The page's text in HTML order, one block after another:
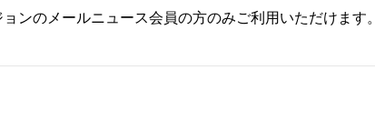
ンのメールニュース会員の方のみご利用いただけます。